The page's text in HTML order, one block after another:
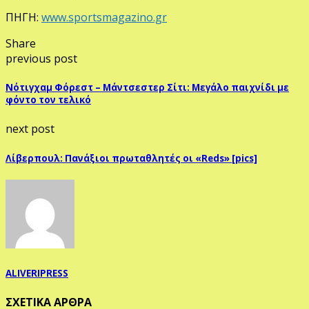
ΠΗΓΗ: www.sportsmagazino.gr
Share
previous post
Νότιγχαμ Φόρεστ – Μάντσεστερ Σίτι: Μεγάλο παιχνίδι με
φόντο τον τελικό
next post
Λίβερπουλ: Πανάξιοι πρωταθλητές οι «Reds» [pics]
ALIVERIPRESS
ΣΧΕΤΙΚΑ ΑΡΘΡΑ